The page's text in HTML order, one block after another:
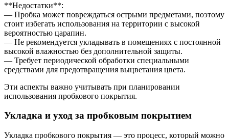
**Недостатки**:
— Пробка может повреждаться острыми предметами, поэтому
стоит избегать использования на территории с высокой
вероятностью царапин.
— Не рекомендуется укладывать в помещениях с постоянной
высокой влажностью без дополнительной защиты.
— Требует периодической обработки специальными
средствами для предотвращения выцветания цвета.
Эти аспекты важно учитывать при планировании
использования пробкового покрытия.
Укладка и уход за пробковым покрытием
Укладка пробкового покрытия — это процесс, который можно